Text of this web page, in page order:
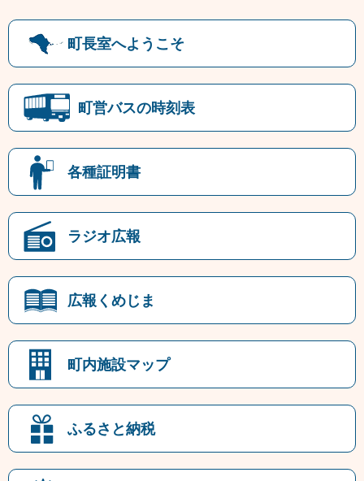
町長室へようこそ
町営バスの時刻表
各種証明書
ラジオ広報
広報くめじま
町内施設マップ
ふるさと納税